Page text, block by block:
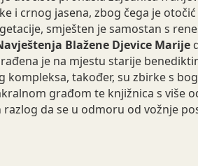
i crnog jasena, zbog čega je otočić
smješten je samostan s
Blažene Djevice Marije
je na mjestu starije
kompleksa, također, su zbirke s
građom te knjižnica s više
da se u odmoru od vožnje